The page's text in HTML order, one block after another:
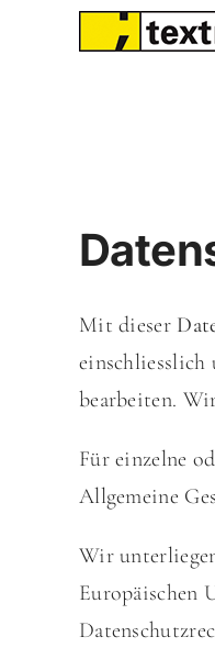
Mit dieser
einschliesslich
bearbeiten.
Für einzelne
Allgemeine
Wir
Europäischen